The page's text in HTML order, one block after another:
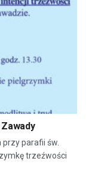
parafii św.
trzeźwości